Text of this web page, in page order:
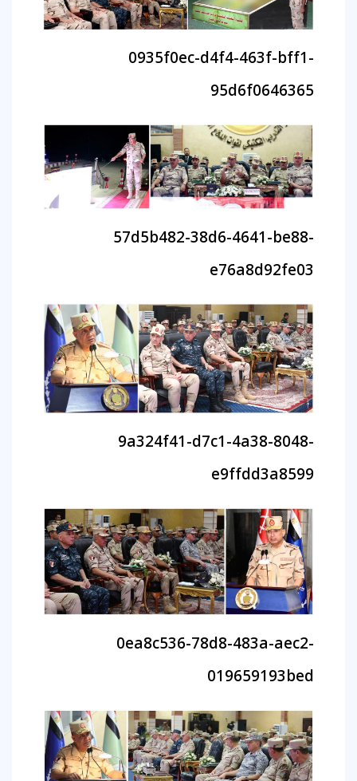
0935f0ec-d4f4-463f-bff1-
95d6f0646365
57d5b482-38d6-4641-be88-
e76a8d92fe03
9a324f41-d7c1-4a38-8048-
e9ffdd3a8599
0ea8c536-78d8-483a-aec2-
019659193bed